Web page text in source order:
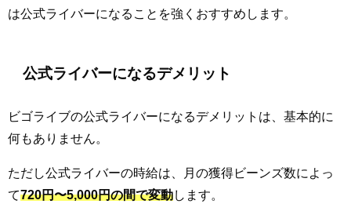
は公式ライバーになることを強くおすすめします。
公式ライバーになるデメリット
ビゴライブの公式ライバーになるデメリットは、基本的に
何もありません。
ただし公式ライバーの時給は、月の獲得ビーンズ数によっ
て720円〜5,000円の間で変動します。